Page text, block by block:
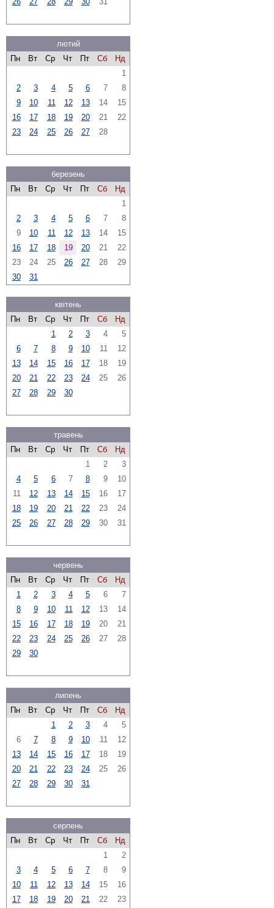
лютий
Пн
Вт Ср Чт Пт Сб
Нд
1
2
3 4 5 6 7
8
9
10 11 12 13 14
15
16
17 18 19 20 21
22
23
24 25 26 27 28
березень
Пн
Вт Ср Чт Пт Сб
Нд
1
2
3 4 5 6 7
8
9
10 11 12 13 14
15
16
17 18 19 20 21
22
23
24 25 26 27 28
29
30
31
квітень
Пн
Вт Ср Чт Пт Сб
Нд
1
2 3 4
5
6
7 8 9 10 11
12
13
14 15 16 17 18
19
20
21 22 23 24 25
26
27
28 29 30
травень
Пн
Вт Ср Чт Пт Сб
Нд
1
2
3
4
5 6 7 8 9
10
11
12 13 14 15 16
17
18
19 20 21 22 23
24
25
26 27 28 29 30 31
червень
Пн
Вт Ср Чт Пт Сб
Нд
1
2 3 4 5 6
7
8
9 10 11 12 13
14
15
16 17 18 19 20
21
22
23 24 25 26 27
28
29
30
липень
Пн
Вт Ср Чт Пт Сб
Нд
1
2 3 4
5
6
7 8 9 10 11
12
13
14 15 16 17 18
19
20
21 22 23 24 25
26
27
28 29 30 31
серпень
Пн
Вт Ср Чт Пт Сб
Нд
1
2
3
4 5 6 7 8
9
10
11 12 13 14 15
16
17
18 19 20 21 22
23